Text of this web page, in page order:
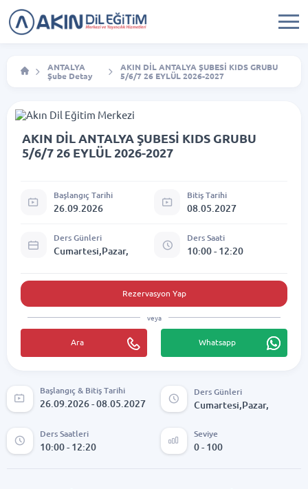
ANTALYA
Şube Detay
AKIN DİL ANTALYA ŞUBESİ KIDS GRUBU
5/6/7 26 EYLÜL 2026-2027
Başlangıç & Bitiş Tarihi
26.09.2026 - 08.05.2027
Ders Günleri
Cumartesi,Pazar,
Ders Saatleri
10:00 - 12:20
Seviye
0 - 100
AKIN DİL ANTALYA ŞUBESİ KIDS GRUBU
5/6/7 26 EYLÜL 2026-2027
Başlangıç Tarihi
26.09.2026
Bitiş Tarihi
08.05.2027
Ders Günleri
Cumartesi,Pazar,
Ders Saati
10:00 - 12:20
Rezervasyon Yap
veya
Ara Whatsapp